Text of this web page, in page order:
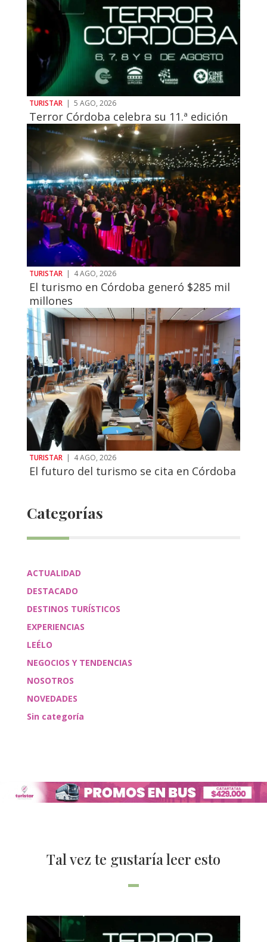
TURISTAR | 5 AGO, 2026
Terror Córdoba celebra su 11.ª edición
TURISTAR | 4 AGO, 2026
El turismo en Córdoba generó $285 mil
millones
TURISTAR | 4 AGO, 2026
El futuro del turismo se cita en Córdoba
Categorías
ACTUALIDAD
DESTACADO
DESTINOS TURÍSTICOS
EXPERIENCIAS
LEÉLO
NEGOCIOS Y TENDENCIAS
NOSOTROS
NOVEDADES
Sin categoría
Tal vez te gustaría leer esto